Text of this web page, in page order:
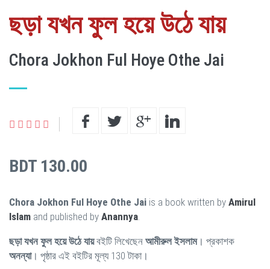
ছড়া যখন ফুল হয়ে উঠে যায়
Chora Jokhon Ful Hoye Othe Jai
BDT 130.00
Chora Jokhon Ful Hoye Othe Jai is a book written by Amirul
Islam and published by Anannya
ছড়া যখন ফুল হয়ে উঠে যায়বইটি লিখেছেন আমীরুল ইসলাম। প্রকাশক
অনন্যা। পৃষ্ঠার এই বইটির মূল্য 130 টাকা।